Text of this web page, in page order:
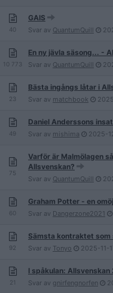
40
GAIS
Svar av QuantumQuill
10 773
En ny jävla säsong... -
Svar av QuantumQuill
23
Bästa ingångs låtar i
Svar av matchbook
49
Daniel Anderssons
Svar av mishima 2025-
75
Varför är Malmölagen
Allsvenskan?
Svar av QuantumQuill
60
Graham Potter - en
Svar av Dangerzone2021
92
Sämsta kontraktet
Svar av Tonyo 2025-11-
21
I spåkulan: Allsvenskan
Svar av gnirfengnorfen